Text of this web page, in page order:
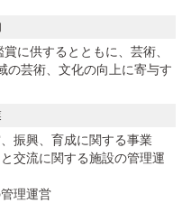
に供するとともに、芸術、
の芸術、文化の向上に寄与す
振興、育成に関する事業
交流に関する施設の管理運
理運営